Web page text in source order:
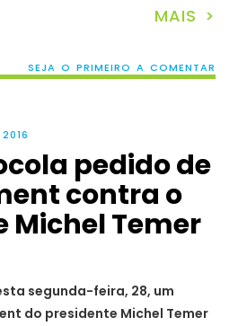
MAIS >
SEJA O PRIMEIRO A COMENTAR
pedido de
contra o
Michel Temer
segunda-feira, 28, um
do presidente Michel Temer